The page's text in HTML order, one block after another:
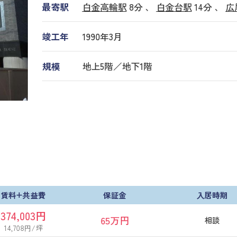
最寄駅 白金高輪駅8分 、 白金台駅14分 、 広
竣工年 1990年3月
規模 地上5階／地下1階
賃料+共益費 保証金 入居時期
374,003円
14,708円/坪
65万円 相談